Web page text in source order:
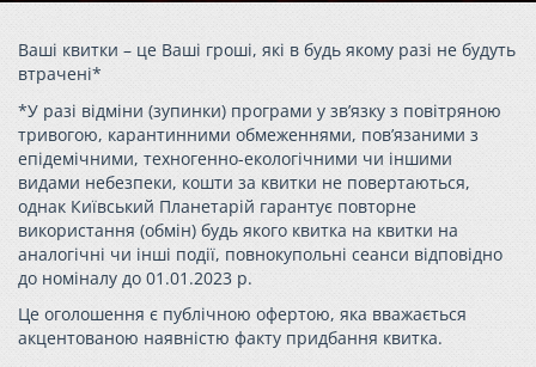
Ваші квитки – це Ваші гроші, які в будь якому разі не будуть
втрачені*
*У разі відміни (зупинки) програми у зв’язку з повітряною
тривогою, карантинними обмеженнями, пов’язаними з
епідемічними, техногенно-екологічними чи іншими
видами небезпеки, кошти за квитки не повертаються,
однак Київський Планетарій гарантує повторне
використання (обмін) будь якого квитка на квитки на
аналогічні чи інші події, повнокупольні сеанси відповідно
до номіналу до 01.01.2023 р.
Це оголошення є публічною офертою, яка вважається
акцентованою наявністю факту придбання квитка.